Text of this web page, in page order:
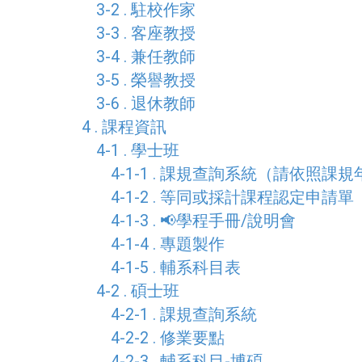
3-2 . 駐校作家
3-3 . 客座教授
3-4 . 兼任教師
3-5 . 榮譽教授
3-6 . 退休教師
4 . 課程資訊
4-1 . 學士班
4-1-1 . 課規查詢系統（請依照課規
4-1-2 . 等同或採計課程認定申請單
4-1-3 . 📢學程手冊/說明會
4-1-4 . 專題製作
4-1-5 . 輔系科目表
4-2 . 碩士班
4-2-1 . 課規查詢系統
4-2-2 . 修業要點